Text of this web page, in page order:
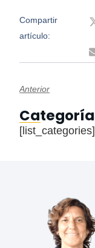
Compartir
artículo:
Anterior
[list_categories]